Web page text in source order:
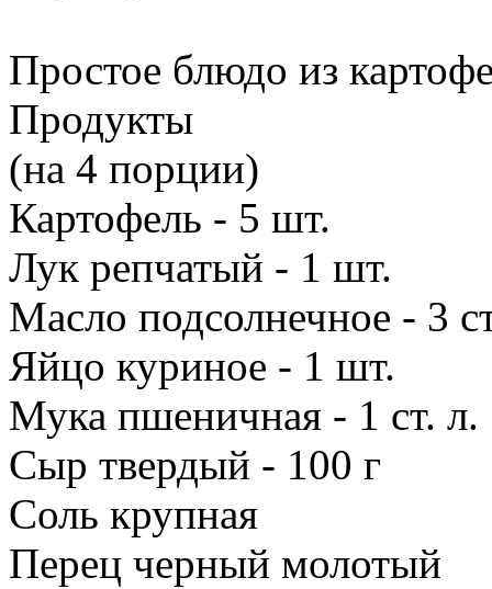
Простое блюдо из
Продукты
(на 4 порции)
Картофель - 5 шт.
Лук репчатый - 1 шт.
Масло подсолнечное - 3
Яйцо куриное - 1 шт.
Мука пшеничная - 1 ст. л.
Сыр твердый - 100 г
Соль крупная
Перец черный молотый